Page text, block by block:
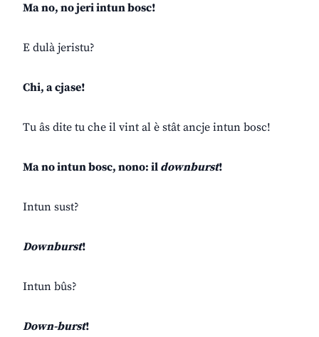
Ma no, no jeri intun bosc!
E dulà jeristu?
Chi, a cjase!
Tu âs dite tu che il vint al è stât ancje intun bosc!
Ma no intun bosc, nono: il downburst!
Intun sust?
Downburst!
Intun bûs?
Down-burst!